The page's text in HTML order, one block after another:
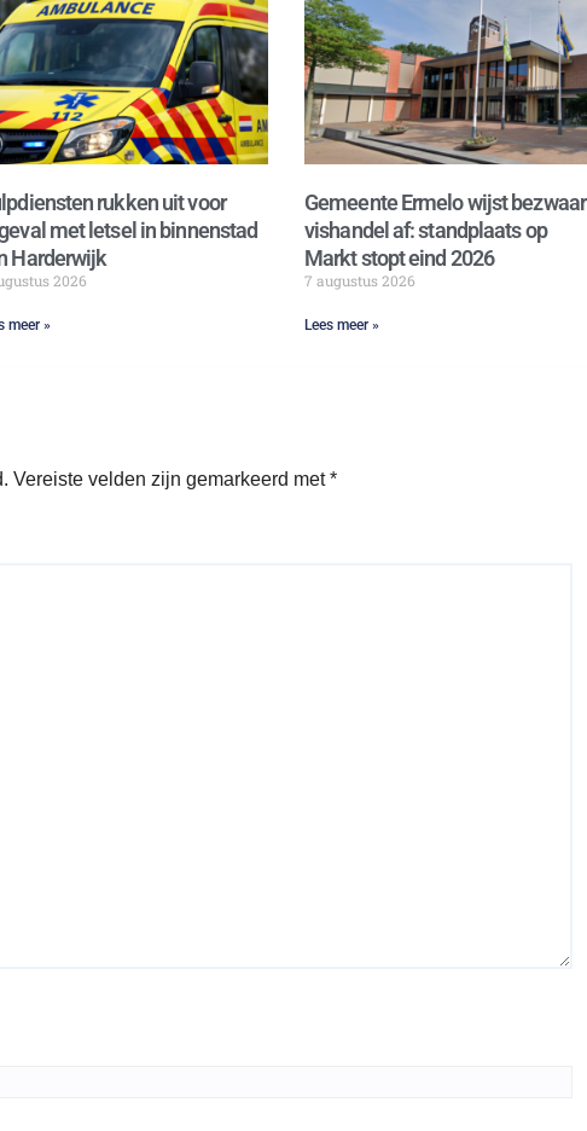
rukken uit voor
met letsel in binnenstad
Harderwijk
2026
meer »
Gemeente Ermelo wijst bezwaar
vishandel af: standplaats op
Markt stopt eind 2026
7 augustus 2026
Lees meer »
Vereiste velden zijn gemarkeerd met*